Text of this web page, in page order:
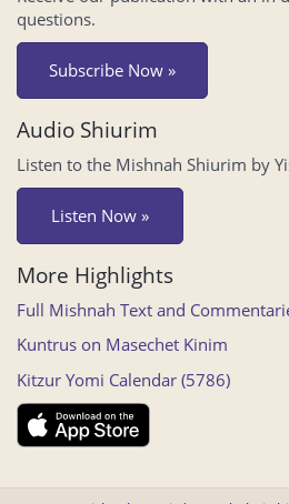
questions.
Subscribe Now »
Audio Shiurim
Listen to the Mishnah Shiurim by
Listen Now »
More Highlights
Full Mishnah Text and
Kuntrus on Masechet Kinim
Kitzur Yomi Calendar (5786)